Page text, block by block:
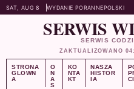
SAT, AUG 8 WYDANIE PORANNEPOLSKI
SERWIS
SERWIS
ZAKTUALIZOWANO
STRONA
GLOWN
A
O
N
A
S
KO
NTA
KT
NASZA
HISTOR
IA
CI